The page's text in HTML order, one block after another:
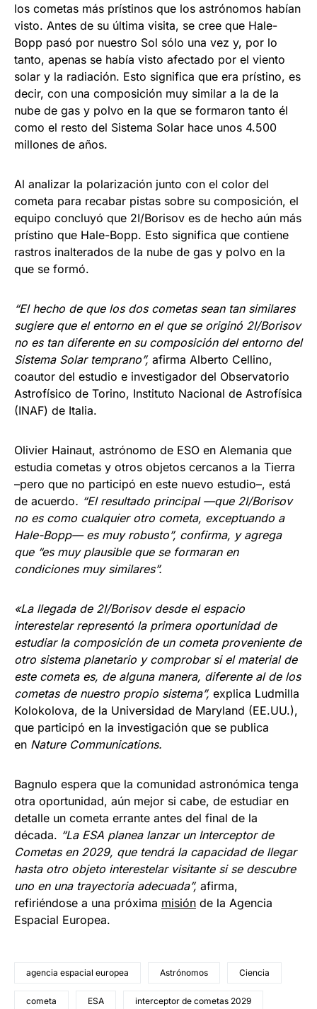
los cometas más prístinos que los astrónomos habían
visto. Antes de su última visita, se cree que Hale-
Bopp pasó por nuestro Sol sólo una vez y, por lo
tanto, apenas se había visto afectado por el viento
solar y la radiación. Esto significa que era prístino, es
decir, con una composición muy similar a la de la
nube de gas y polvo en la que se formaron tanto él
como el resto del Sistema Solar hace unos 4.500
millones de años.
Al analizar la polarización junto con el color del
cometa para recabar pistas sobre su composición, el
equipo concluyó que 2I/Borisov es de hecho aún más
prístino que Hale-Bopp. Esto significa que contiene
rastros inalterados de la nube de gas y polvo en la
que se formó.
“El hecho de que los dos cometas sean tan similares
sugiere que el entorno en el que se originó 2I/Borisov
no es tan diferente en su composición del entorno del
Sistema Solar temprano”, afirma Alberto Cellino,
coautor del estudio e investigador del Observatorio
Astrofísico de Torino, Instituto Nacional de Astrofísica
(INAF) de Italia.
Olivier Hainaut, astrónomo de ESO en Alemania que
estudia cometas y otros objetos cercanos a la Tierra
–pero que no participó en este nuevo estudio–, está
de acuerdo. “El resultado principal —que 2I/Borisov
no es como cualquier otro cometa, exceptuando a
Hale-Bopp— es muy robusto”, confirma, y agrega
que “es muy plausible que se formaran en
condiciones muy similares”.
«La llegada de 2I/Borisov desde el espacio
interestelar representó la primera oportunidad de
estudiar la composición de un cometa proveniente de
otro sistema planetario y comprobar si el material de
este cometa es, de alguna manera, diferente al de los
cometas de nuestro propio sistema”, explica Ludmilla
Kolokolova, de la Universidad de Maryland (EE.UU.),
que participó en la investigación que se publica
en Nature Communications.
Bagnulo espera que la comunidad astronómica tenga
otra oportunidad, aún mejor si cabe, de estudiar en
detalle un cometa errante antes del final de la
década. “La ESA planea lanzar un Interceptor de
Cometas en 2029, que tendrá la capacidad de llegar
hasta otro objeto interestelar visitante si se descubre
uno en una trayectoria adecuada”, afirma,
refiriéndose a una próxima misión de la Agencia
Espacial Europea.
agencia espacial europea Astrónomos Ciencia
cometa ESA interceptor de cometas 2029